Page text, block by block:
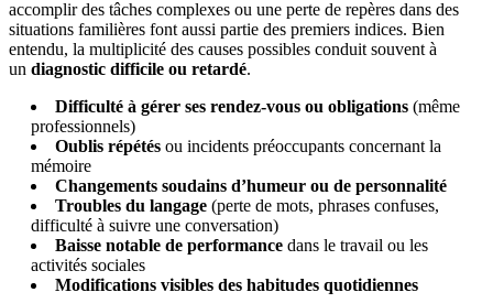
accomplir des tâches complexes ou une perte de repères dans des
situations familières font aussi partie des premiers indices. Bien
entendu, la multiplicité des causes possibles conduit souvent à
un diagnostic difficile ou retardé.
Difficulté à gérer ses rendez-vous ou obligations (même
professionnels)
Oublis répétés ou incidents préoccupants concernant la
mémoire
Changements soudains d’humeur ou de personnalité
Troubles du langage (perte de mots, phrases confuses,
difficulté à suivre une conversation)
Baisse notable de performance dans le travail ou les
activités sociales
Modifications visibles des habitudes quotidiennes